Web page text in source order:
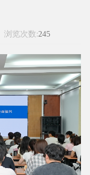
浏览次数:245